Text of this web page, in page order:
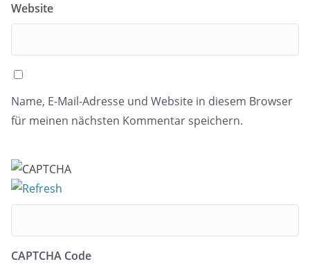
Website
Name, E-Mail-Adresse und Website in diesem Browser
für meinen nächsten Kommentar speichern.
CAPTCHA Code